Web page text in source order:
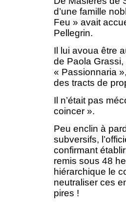
d’une famille
Feu » avait
Pellegrin.
Il lui avoua être
de Paola
« Passionnaria
des tracts de
Il n’était pas
coincer ».
Peu enclin à
subversifs,
confirmant
remis sous 48
hiérarchique le
neutraliser ces
pires !